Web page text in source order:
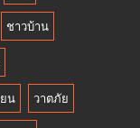
ชาวบ้าน
ยน วาตภัย